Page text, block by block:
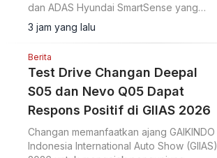
dan ADAS Hyundai SmartSense yang
lebih lengkap. Simak harga Hyundai
Stargazer Cartenz X terbaru mulai Rp350
3 jam yang lalu
Berita
Test Drive Changan Deepal
S05 dan Nevo Q05 Dapat
Respons Positif di GIIAS 2026
Changan memanfaatkan ajang GAIKINDO
Indonesia International Auto Show (GIIAS)